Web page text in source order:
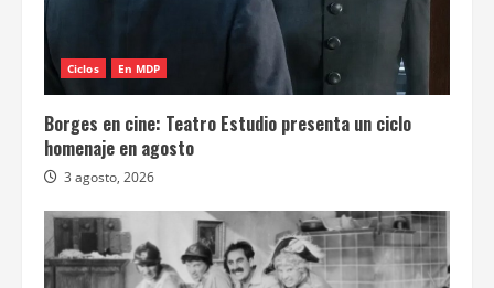
Ciclos En MDP
Borges en cine: Teatro Estudio presenta un ciclo
homenaje en agosto
3 agosto, 2026